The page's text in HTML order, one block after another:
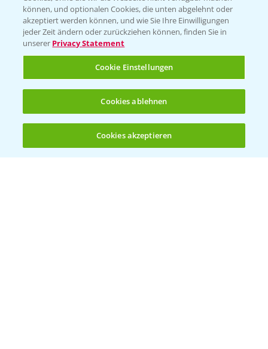
(noch 4)
BROSCHÜREN
Ackerbau
Saatgut
Sonderkulturen
Verantwortung & Sorgfalt
PAMIRA - Packmittelrücknahme
Sammelstellen und Termine
können, und optionalen Cookies, die unten abgelehnt oder
akzeptiert werden können, und wie Sie Ihre Einwilligungen
jeder Zeit ändern oder zurückziehen können, finden Sie in
unserer Privacy Statement
Cookie Einstellungen
Cookies ablehnen
Cookies akzeptieren